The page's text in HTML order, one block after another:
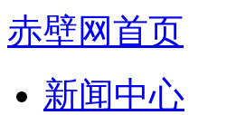
赤壁网首页
新闻中心